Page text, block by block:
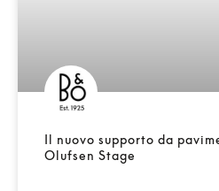
Il nuovo supporto da
Olufsen Stage